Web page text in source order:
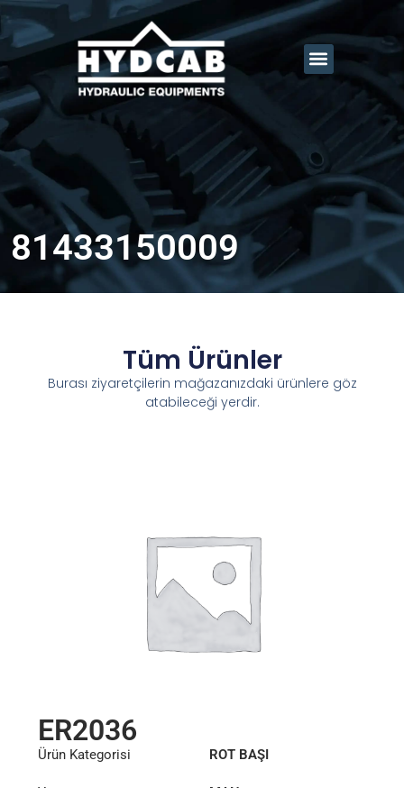
81433150009
Tüm Ürünler
Burası ziyaretçilerin mağazanızdaki ürünlere göz
atabileceği yerdir.
ER2036
Ürün Kategorisi ROT BAŞI